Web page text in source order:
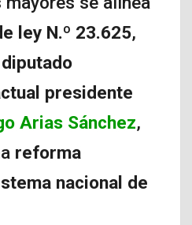
ley N.º 23.625,
diputado
presidente
Arias Sánchez,
reforma
nacional de